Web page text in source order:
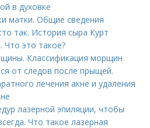
в духовке
матки. Общие сведения
так. История сыра Курт
Что это такое?
Классификация морщин
от следов после прыщей.
лечения акне и удаления
лазерной эпиляции, чтобы
Что такое лазерная